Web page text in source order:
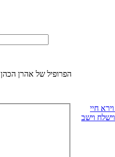
וירא חיי
וישלח וישב
הפרופיל של אהרן הכהן